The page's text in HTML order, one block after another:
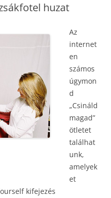
huzat
Az
internet
en
számos
úgymon
d
„Csináld
magad”
ötletet
találhat
unk,
amelyek
et
kifejezés